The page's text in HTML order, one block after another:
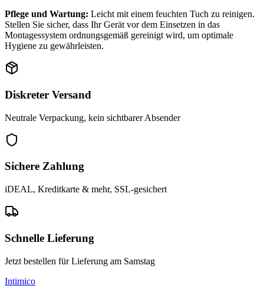
Pflege und Wartung: Leicht mit einem feuchten Tuch zu reinigen.
Stellen Sie sicher, dass Ihr Gerät vor dem Einsetzen in das
Montagessystem ordnungsgemäß gereinigt wird, um optimale
Hygiene zu gewährleisten.
Diskreter Versand
Neutrale Verpackung, kein sichtbarer Absender
Sichere Zahlung
iDEAL, Kreditkarte & mehr, SSL-gesichert
Schnelle Lieferung
Jetzt bestellen für Lieferung am Samstag
Intimico